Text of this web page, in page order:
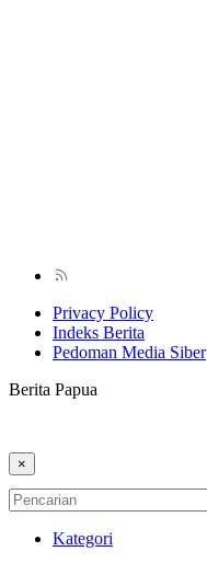
Privacy Policy
Indeks Berita
Pedoman Media Siber
Berita Papua
×
Kategori